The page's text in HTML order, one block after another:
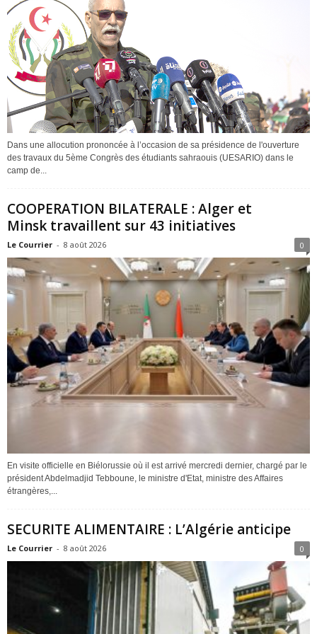
Dans une allocution prononcée à l’occasion de sa présidence de l'ouverture
des travaux du 5ème Congrès des étudiants sahraouis (UESARIO) dans le
camp de...
COOPERATION BILATERALE : Alger et
Minsk travaillent sur 43 initiatives
Le Courrier - 8 août 2026 0
En visite officielle en Biélorussie où il est arrivé mercredi dernier, chargé par le
président Abdelmadjid Tebboune, le ministre d'Etat, ministre des Affaires
étrangères,...
SECURITE ALIMENTAIRE : L’Algérie anticipe
Le Courrier - 8 août 2026 0